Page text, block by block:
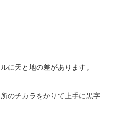
に天と地の差があります。
のチカラをかりて上手に黒字